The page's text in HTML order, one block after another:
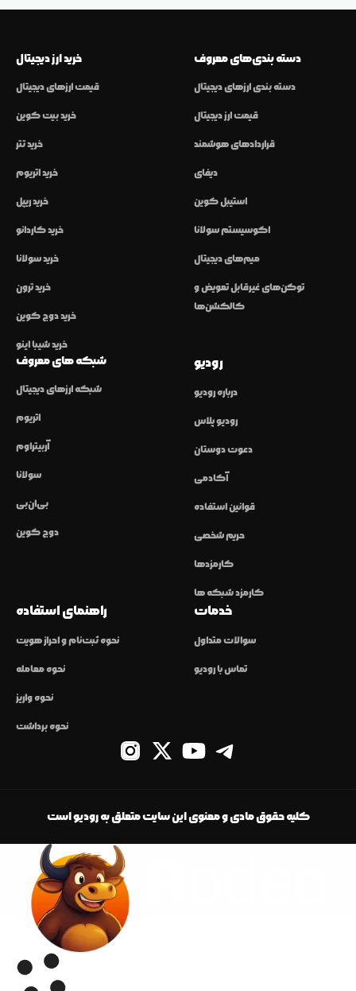
خرید ارز دیجیتال
قیمت ارزهای دیجیتال
خرید بیت کوین
خرید تتر
خرید اتریوم
خرید ریپل
خرید کاردانو
خرید سولانا
خرید ترون
خرید دوج کوین
خرید شیبا اینو
دسته بندی‌های معروف
دسته بندی ارزهای دیجیتال
قیمت ارز دیجیتال
قراردادهای هوشمند
دیفای
استیبل کوین
اکوسیستم سولانا
میم‌های دیجیتال
توکن‌های غیرقابل تعویض و
کالکشن‌ها
شبکه های معروف
شبکه ارزهای دیجیتال
اتریوم
آربیتراوم
سولانا
بی‌ان‌بی
دوج کوین
رودیو
درباره رودیو
رودیو پلاس
دعوت دوستان
آکادمی
قوانین استفاده
حریم شخصی
کارمزدها
کارمزد شبکه ها
راهنمای استفاده
نحوه ثبت‌نام و احراز هویت
نحوه معامله
نحوه واریز
نحوه برداشت
خدمات
سوالات متداول
تماس با رودیو
کلیه حقوق مادی و معنوی این سایت متعلق به رودیو است